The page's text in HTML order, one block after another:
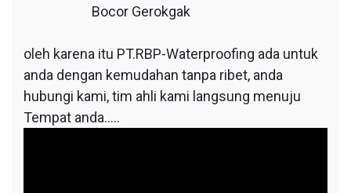
Bocor Gerokgak
oleh karena itu PT.RBP-Waterproofing ada untuk
anda dengan kemudahan tanpa ribet, anda
hubungi kami, tim ahli kami langsung menuju
Tempat anda…..